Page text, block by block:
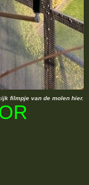
filmpje van de molen hier.